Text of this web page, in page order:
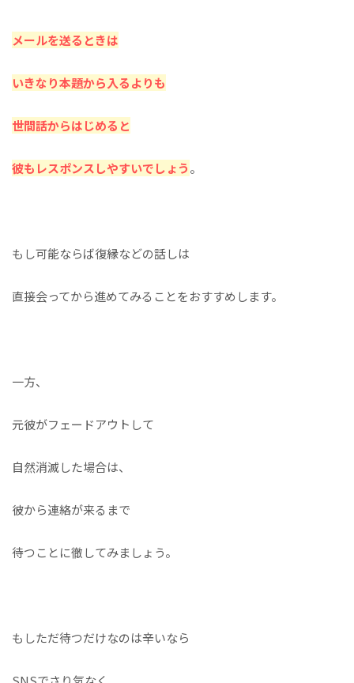
メールを送るときは
いきなり本題から入るよりも
世間話からはじめると
彼もレスポンスしやすいでしょう。
もし可能ならば復縁などの話しは
直接会ってから進めてみることをおすすめします。
一方、
元彼がフェードアウトして
自然消滅した場合は、
彼から連絡が来るまで
待つことに徹してみましょう。
もしただ待つだけなのは辛いなら